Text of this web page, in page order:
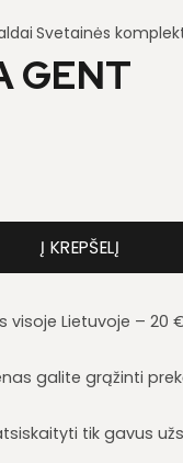
Svetainės
GENT
Gent
Į KREPŠELĮ
visoje Lietuvoje – 20
galite grąžinti
tik gavus